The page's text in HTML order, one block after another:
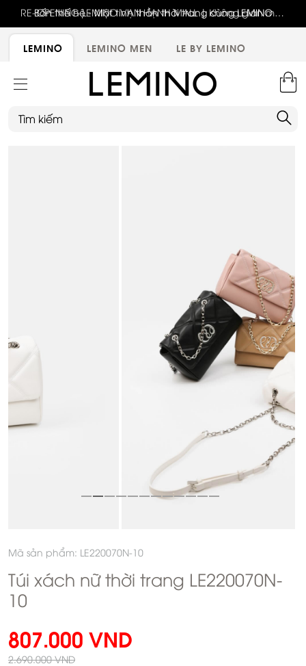
RE-OPENING LEMINO VẠN HẠNH MALL | Không gian mới,
trải nghiệm mới, ưu đãi tri ân đặc biệt
Bốn thế hệ - Một tinh thần thời trang cùng LEMINO
LEMINO LEMINO MEN LE BY LEMINO
Mã sản phẩm: LE220070N-10
Túi xách nữ thời trang LE220070N-
10
807.000 VND
2.690.000 VND